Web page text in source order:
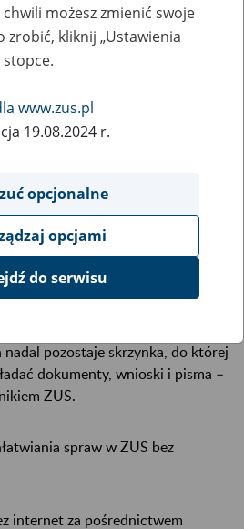
klientów w II
w Łodzi
ZUS w Łodzi.
klientów w standardowych
do piątku w godz. 8.00–15.00, w
pozostaje skrzynka, do której
dokumenty, wnioski i pisma –
ZUS.
spraw w ZUS bez
internet za pośrednictwem
możesz zmienić swoje
zrobić, kliknij „Ustawienia
stopce.
www.zus.pl
19.08.2024 r.
opcjonalne
opcjami
do serwisu